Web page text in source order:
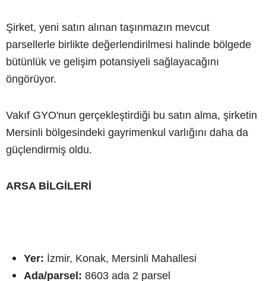
Şirket, yeni satın alınan taşınmazın mevcut
parsellerle birlikte değerlendirilmesi halinde bölgede
bütünlük ve gelişim potansiyeli sağlayacağını
öngörüyor.
Vakıf GYO'nun gerçekleştirdiği bu satın alma, şirketin
Mersinli bölgesindeki gayrimenkul varlığını daha da
güçlendirmiş oldu.
ARSA BİLGİLERİ
Yer: İzmir, Konak, Mersinli Mahallesi
Ada/parsel: 8603 ada 2 parsel